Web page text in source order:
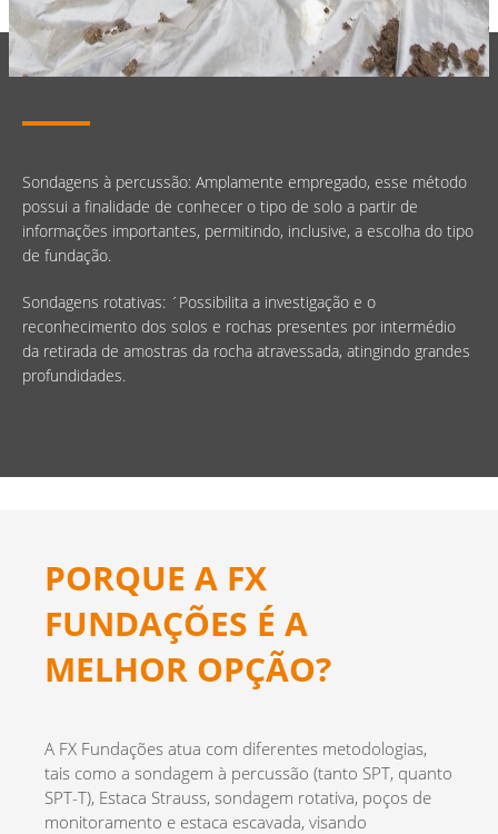
Sondagens à percussão: Amplamente empregado, esse método
possui a finalidade de conhecer o tipo de solo a partir de
informações importantes, permitindo, inclusive, a escolha do tipo
de fundação.
Sondagens rotativas: ´Possibilita a investigação e o
reconhecimento dos solos e rochas presentes por intermédio
da retirada de amostras da rocha atravessada, atingindo grandes
profundidades.
PORQUE A FX
FUNDAÇÕES É A
MELHOR OPÇÃO?
A FX Fundações atua com diferentes metodologias,
tais como a sondagem à percussão (tanto SPT, quanto
SPT-T), Estaca Strauss, sondagem rotativa, poços de
monitoramento e estaca escavada, visando